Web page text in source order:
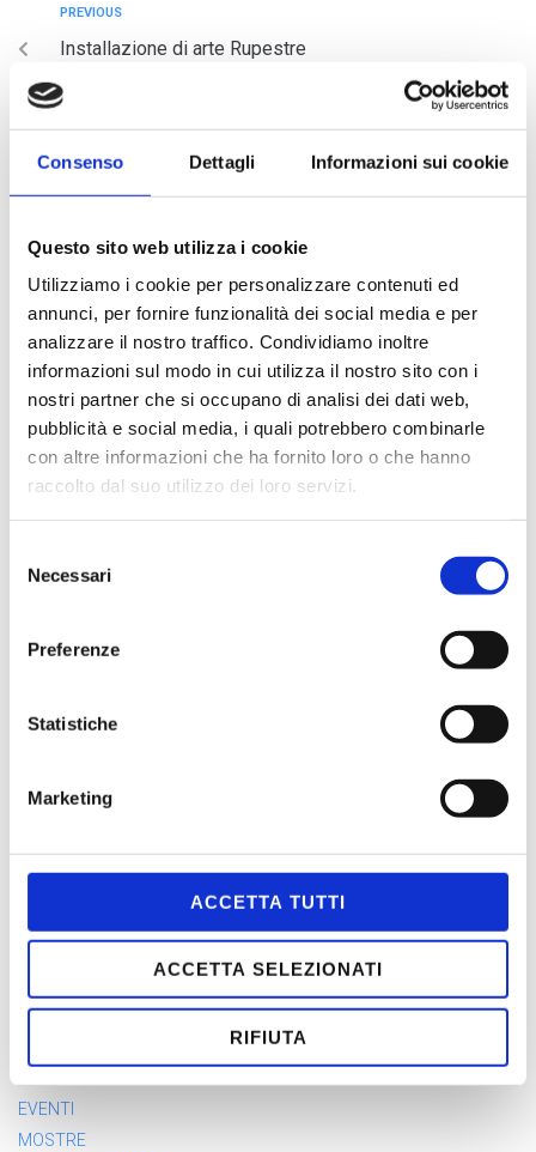
Consenso Dettagli Informazioni sui cookie
Questo sito web utilizza i cookie
Utilizziamo i cookie per personalizzare contenuti ed
annunci, per fornire funzionalità dei social media e per
analizzare il nostro traffico. Condividiamo inoltre
informazioni sul modo in cui utilizza il nostro sito con i
nostri partner che si occupano di analisi dei dati web,
pubblicità e social media, i quali potrebbero combinarle
con altre informazioni che ha fornito loro o che hanno
raccolto dal suo utilizzo dei loro servizi.
delNecessari
Preferenze
Statistiche
Marketing
ACCETTA TUTTI
ACCETTA SELEZIONATI
RIFIUTA
PREVIOUS
Installazione di arte Rupestre
NEXT
ARTICOLI RECENTI
Magnani Rocca Apertura
Parma
DEDALO
MENÙ
SCOPI
EVENTI
MOSTRE